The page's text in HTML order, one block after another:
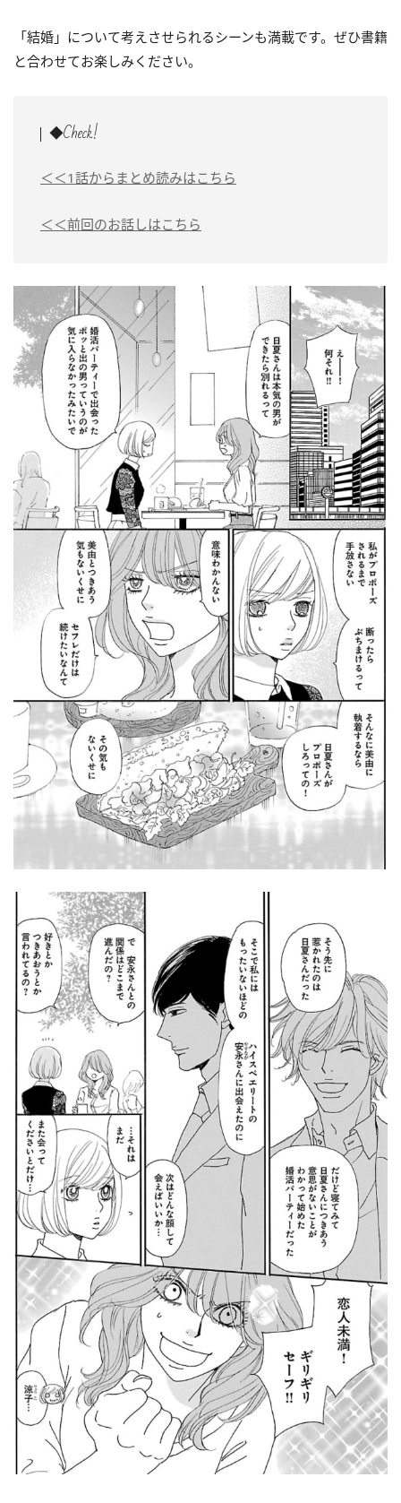
「結婚」について考えさせられるシーンも満載です。ぜひ書籍
と合わせてお楽しみください。
◆Check!
＜＜1話からまとめ読みはこちら
＜＜前回のお話しはこちら